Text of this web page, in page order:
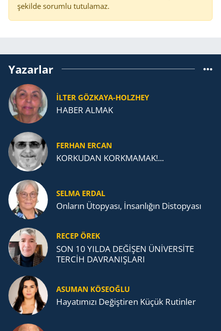
şekilde sorumlu tutulamaz.
Yazarlar
İLTER GÖZKAYA-HOLZHEY
HABER ALMAK
FERHAN ERCAN
KORKUDAN KORKMAMAK!...
SELMA ERDAL
Onların Ütopyası, İnsanlığın Distopyası
RECEP ÖREK
SON 10 YILDA DEĞİŞEN ÜNİVERSİTE
TERCİH DAVRANIŞLARI
ASUMAN KÖSEOĞLU
Ha­ya­tı­mı­zı De­ğiş­ti­ren Küçük Ru­tin­ler